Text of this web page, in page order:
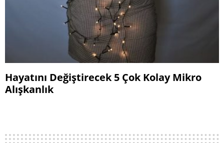
Hayatını Değiştirecek 5 Çok Kolay Mikro
Alışkanlık